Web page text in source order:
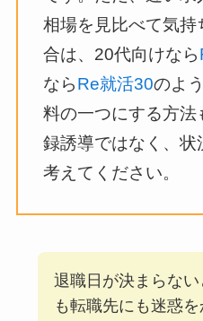
相場を見比べて気
合は、20代向けなら
ならRe就活30のよ
料の一つにする方
録誘導ではなく、状
考えてください。
退職日が決まらな
も転職先にも迷惑